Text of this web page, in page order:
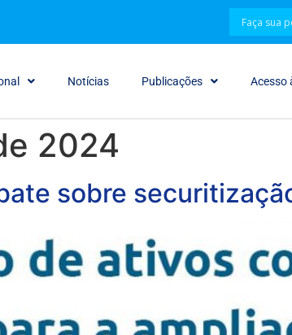
Notícias Publicações Acesso
2024
sobre